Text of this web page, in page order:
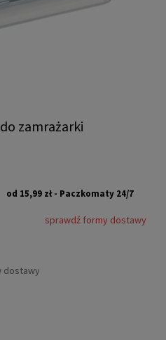
zamrażarki
od 15,99 zł - Paczkomaty 24/7
kosztów płatności
sprawdź formy dostawy
dostawy